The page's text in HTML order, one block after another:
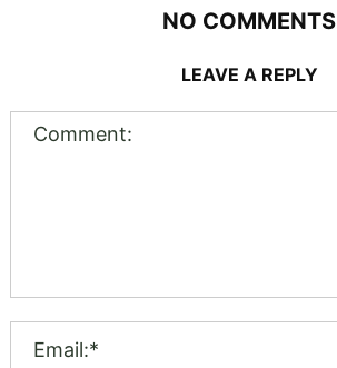
NO COMMENTS
LEAVE A REPLY